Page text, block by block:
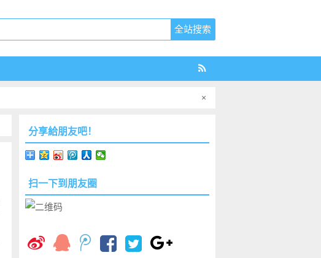
×
分享給朋友吧！
扫一下到朋友圈